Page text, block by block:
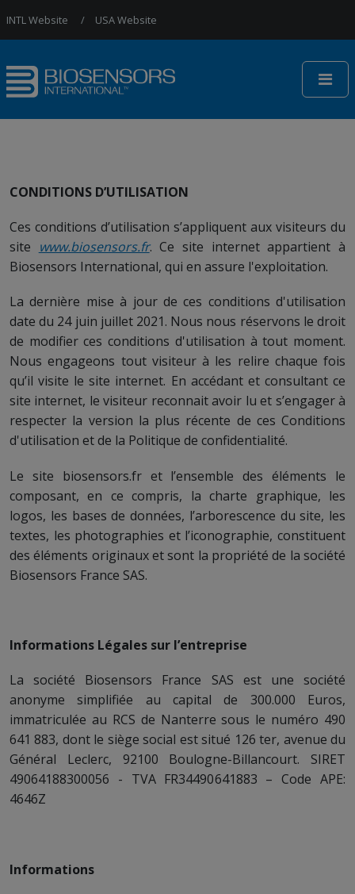
INTL Website USA Website
CONDITIONS D’UTILISATION
Ces conditions d’utilisation s’appliquent aux visiteurs du
site www.biosensors.fr. Ce site internet appartient à
Biosensors International, qui en assure l'exploitation.
La dernière mise à jour de ces conditions d'utilisation
date du 24 juin juillet 2021. Nous nous réservons le droit
de modifier ces conditions d'utilisation à tout moment.
Nous engageons tout visiteur à les relire chaque fois
qu’il visite le site internet. En accédant et consultant ce
site internet, le visiteur reconnait avoir lu et s’engager à
respecter la version la plus récente de ces Conditions
d'utilisation et de la Politique de confidentialité.
Le site biosensors.fr et l’ensemble des éléments le
composant, en ce compris, la charte graphique, les
logos, les bases de données, l’arborescence du site, les
textes, les photographies et l’iconographie, constituent
des éléments originaux et sont la propriété de la société
Biosensors France SAS.
Informations Légales sur l’entreprise
La société Biosensors France SAS est une société
anonyme simplifiée au capital de 300.000 Euros,
immatriculée au RCS de Nanterre sous le numéro 490
641 883, dont le siège social est situé 126 ter, avenue du
Général Leclerc, 92100 Boulogne-Billancourt. SIRET
49064188300056 - TVA FR34490641883 – Code APE:
4646Z
Informations